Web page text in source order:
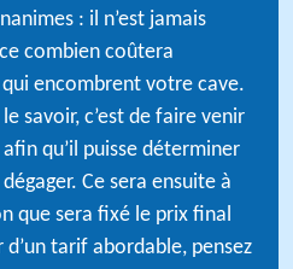
: il n’est jamais
combien coûtera
encombrent votre cave.
savoir, c’est de faire venir
qu’il puisse déterminer
Ce sera ensuite à
que sera fixé le prix final
tarif abordable, pensez